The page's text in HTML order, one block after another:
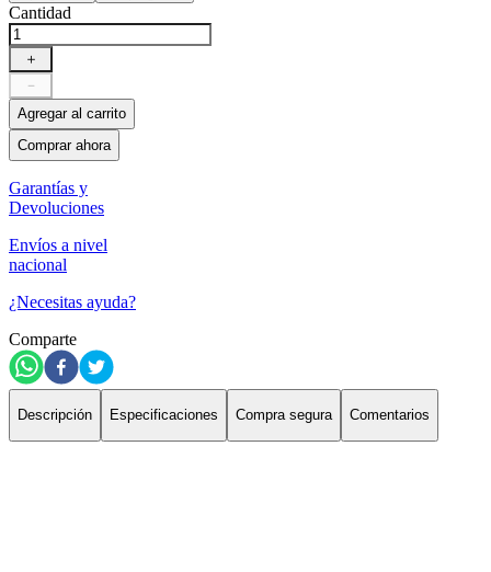
Cantidad
＋
－
Agregar al carrito
Comprar ahora
Garantías y
Devoluciones
Envíos a nivel
nacional
¿Necesitas ayuda?
Comparte
Descripción Especificaciones Compra segura Comentarios